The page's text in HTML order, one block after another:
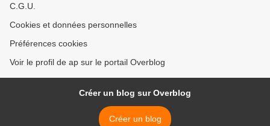
C.G.U.
Cookies et données personnelles
Préférences cookies
Voir le profil de ap sur le portail Overblog
Créer un blog sur Overblog
Créer un blog